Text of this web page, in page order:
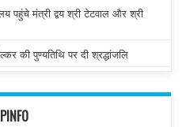
पहुंचे मंत्री द्वय श्री टेटवाल और श्री
की पुण्यतिथि पर दी श्रद्धांजलि